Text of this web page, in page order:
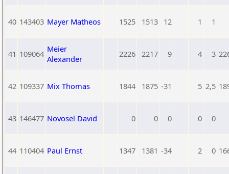
40 143403 Mayer Matheos 1525 1513 12 1 1
41 109064 Meier
Alexander
2226 2217 9 4 3
42 109337 Mix Thomas 1844 1875 -31 5 2,5
43 146477 Novosel David 0 0 0 0 0
44 110404 Paul Ernst 1347 1381 -34 2 0